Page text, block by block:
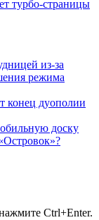
турбо-страницы
из-за
режима
конец дуополии
доску
Ctrl+Enter.